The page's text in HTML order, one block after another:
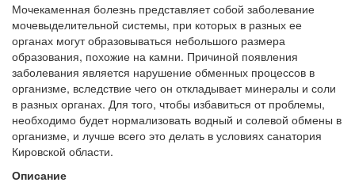
Мочекаменная болезнь представляет собой заболевание
мочевыделительной системы, при которых в разных ее
органах могут образовываться небольшого размера
образования, похожие на камни. Причиной появления
заболевания является нарушение обменных процессов в
организме, вследствие чего он откладывает минералы и соли
в разных органах. Для того, чтобы избавиться от проблемы,
необходимо будет нормализовать водный и солевой обмены в
организме, и лучше всего это делать в условиях санатория
Кировской области.
Описание